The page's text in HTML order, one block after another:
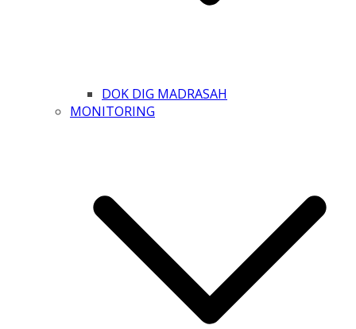
DOK DIG MADRASAH
MONITORING